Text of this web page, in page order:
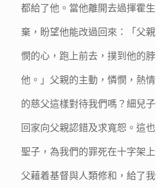
都給了他。當他離開去過揮霍
棄，盼望他能改過回來：「父
憫的心，跑上前去，撲到他的
他。」父親的主動，憐憫，熱
的慈父這樣對待我們嗎？細兒
回家向父親認錯及求寬恕。這
聖子，為我們的罪死在十字架
父藉着基督與人類修和，給了